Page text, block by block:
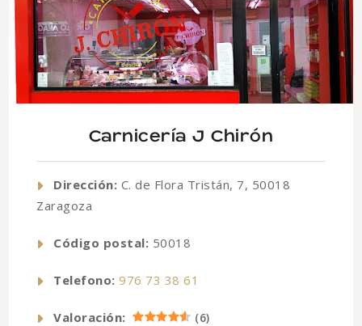
Carnicería J Chirón
Dirección: C. de Flora Tristán, 7, 50018
Zaragoza
Código postal: 50018
Telefono: 976 73 38 61
Valoración: (6)